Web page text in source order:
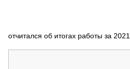
СПЕЦПРОЕКТЫ
отчитался об итогах работы за